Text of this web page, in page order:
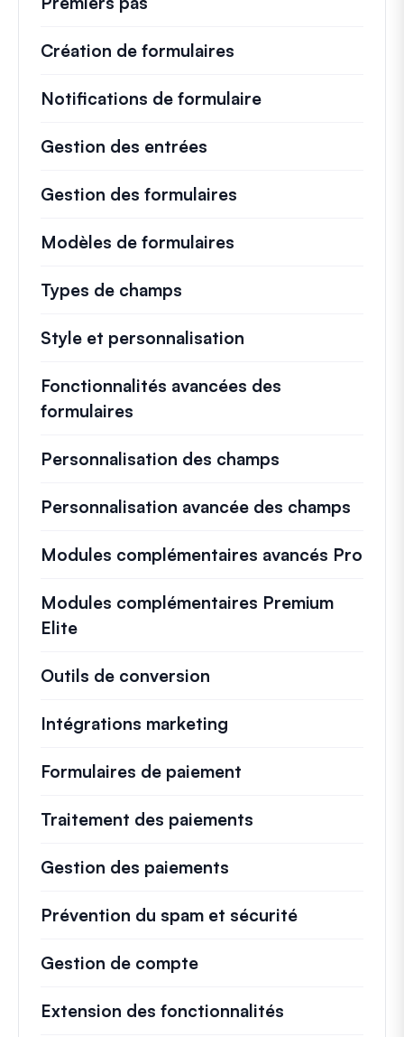
Création de formulaires
Notifications de formulaire
Gestion des entrées
Gestion des formulaires
Modèles de formulaires
Types de champs
Style et personnalisation
Fonctionnalités avancées des
formulaires
Personnalisation des champs
Personnalisation avancée des champs
Modules complémentaires avancés Pro
Modules complémentaires Premium
Elite
Outils de conversion
Intégrations marketing
Formulaires de paiement
Traitement des paiements
Gestion des paiements
Prévention du spam et sécurité
Gestion de compte
Extension des fonctionnalités